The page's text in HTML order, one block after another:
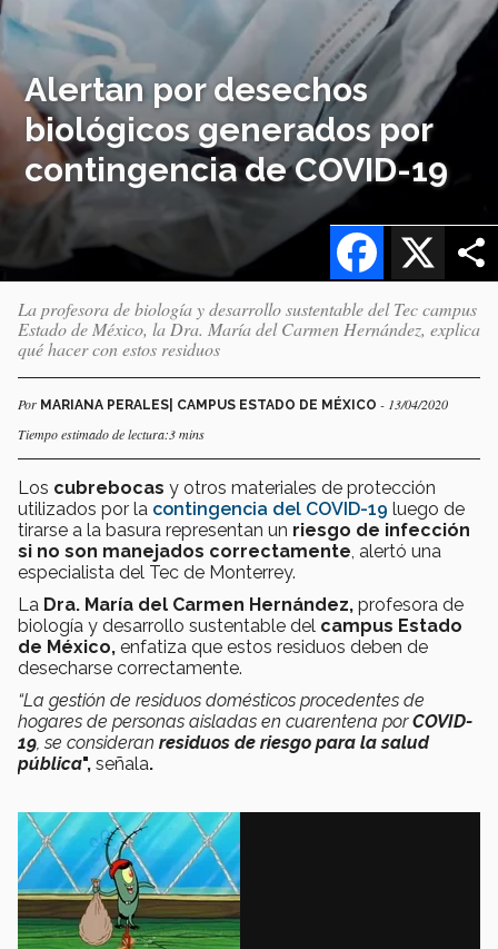
Alertan por desechos
biológicos generados por
contingencia de COVID-19
X
Facebook
La profesora de biología y desarrollo sustentable del Tec campus
Estado de México, la Dra. María del Carmen Hernández, explica
qué hacer con estos residuos
Por MARIANA PERALES| CAMPUS ESTADO DE MÉXICO - 13/04/2020
Tiempo estimado de lectura:3 mins
Los cubrebocas y otros materiales de protección
utilizados por la contingencia del COVID-19 luego de
tirarse a la basura representan un riesgo de infección
si no son manejados correctamente , alertó una
especialista del Tec de Monterrey.
La Dra. María del Carmen Hernández, profesora de
biología y desarrollo sustentable del campus Estado
de México, enfatiza que estos residuos deben de
desecharse correctamente.
“La gestión de residuos domésticos procedentes de
hogares de personas aisladas en cuarentena porCOVID-
19 , se consideran residuos de riesgo para la salud
pública", señala.